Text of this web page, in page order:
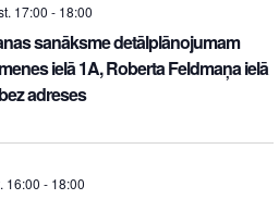
17:00 - 18:00
sanāksme detālplānojumam
ielā 1A, Roberta Feldmaņa ielā
adreses
16:00 - 18:00